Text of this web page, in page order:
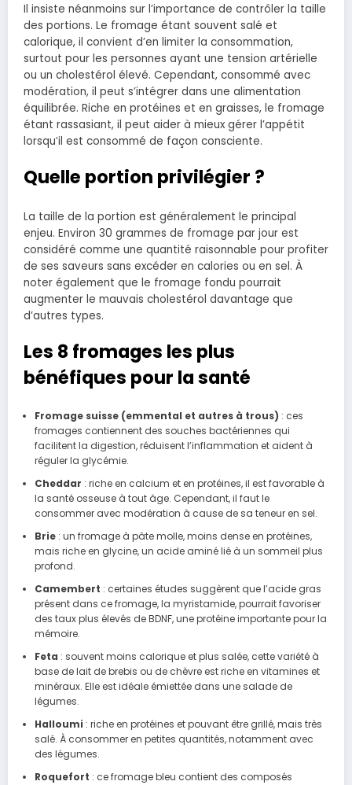
Il insiste néanmoins sur l’importance de contrôler la taille
des portions. Le fromage étant souvent salé et
calorique, il convient d’en limiter la consommation,
surtout pour les personnes ayant une tension artérielle
ou un cholestérol élevé. Cependant, consommé avec
modération, il peut s’intégrer dans une alimentation
équilibrée. Riche en protéines et en graisses, le fromage
étant rassasiant, il peut aider à mieux gérer l’appétit
lorsqu’il est consommé de façon consciente.
Quelle portion privilégier ?
La taille de la portion est généralement le principal
enjeu. Environ 30 grammes de fromage par jour est
considéré comme une quantité raisonnable pour profiter
de ses saveurs sans excéder en calories ou en sel. À
noter également que le fromage fondu pourrait
augmenter le mauvais cholestérol davantage que
d’autres types.
Les 8 fromages les plus
bénéfiques pour la santé
Fromage suisse (emmental et autres à trous) : ces
fromages contiennent des souches bactériennes qui
facilitent la digestion, réduisent l’inflammation et aident à
réguler la glycémie.
Cheddar : riche en calcium et en protéines, il est favorable à
la santé osseuse à tout âge. Cependant, il faut le
consommer avec modération à cause de sa teneur en sel.
Brie: un fromage à pâte molle, moins dense en protéines,
mais riche en glycine, un acide aminé lié à un sommeil plus
profond.
Camembert : certaines études suggèrent que l’acide gras
présent dans ce fromage, la myristamide, pourrait favoriser
des taux plus élevés de BDNF, une protéine importante pour la
mémoire.
Feta : souvent moins calorique et plus salée, cette variété à
base de lait de brebis ou de chèvre est riche en vitamines et
minéraux. Elle est idéale émiettée dans une salade de
légumes.
Halloumi : riche en protéines et pouvant être grillé, mais très
salé. À consommer en petites quantités, notamment avec
des légumes.
Roquefort : ce fromage bleu contient des composés